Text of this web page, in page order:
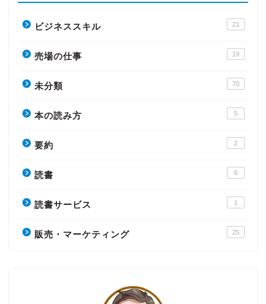
ビジネススキル 21
売場の仕事 19
未分類 70
本の読み方 5
要約 2
読書 6
読書サービス 1
販売・マーケティング 25